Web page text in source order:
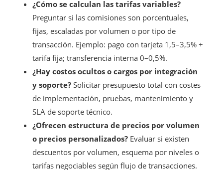
¿Cómo se calculan las tarifas variables?
Preguntar si las comisiones son porcentuales,
fijas, escaladas por volumen o por tipo de
transacción. Ejemplo: pago con tarjeta 1,5–3,5% +
tarifa fija; transferencia interna 0–0,5%.
¿Hay costos ocultos o cargos por integración
y soporte? Solicitar presupuesto total con costes
de implementación, pruebas, mantenimiento y
SLA de soporte técnico.
¿Ofrecen estructura de precios por volumen
o precios personalizados? Evaluar si existen
descuentos por volumen, esquema por niveles o
tarifas negociables según flujo de transacciones.